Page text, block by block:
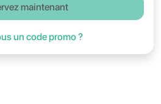
maintenant
un code promo ?